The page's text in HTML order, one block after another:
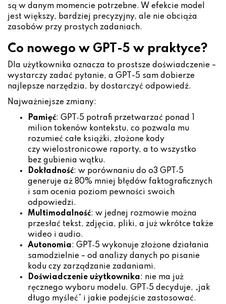
są w danym momencie potrzebne. W efekcie model
jest większy, bardziej precyzyjny, ale nie obciąża
zasobów przy prostych zadaniach.
Co nowego w GPT-5 w praktyce?
Dla użytkownika oznacza to prostsze doświadczenie –
wystarczy zadać pytanie, a GPT-5 sam dobierze
najlepsze narzędzia, by dostarczyć odpowiedź.
Najważniejsze zmiany:
Pamięć: GPT‑5 potrafi przetwarzać ponad 1
milion tokenów kontekstu, co pozwala mu
rozumieć całe książki, złożone kody
czy wielostronicowe raporty, a to wszystko
bez gubienia wątku.
Dokładność: w porównaniu do o3 GPT‑5
generuje aż 80% mniej błędów faktograficznych
i sam ocenia poziom pewności swoich
odpowiedzi.
Multimodalność: w jednej rozmowie można
przesłać tekst, zdjęcia, pliki, a już wkrótce także
wideo i audio.
Autonomia: GPT‑5 wykonuje złożone działania
samodzielnie – od analizy danych po pisanie
kodu czy zarządzanie zadaniami.
Doświadczenie użytkownika: nie ma już
ręcznego wyboru modelu. GPT‑5 decyduje, „jak
długo myśleć” i jakie podejście zastosować.